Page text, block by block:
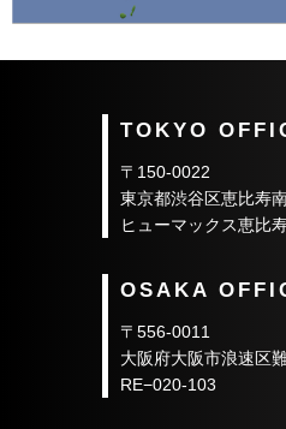
合
3.法令に基づき提供を
必要な場合であって
ことが困難である場合
推進のために特に必
6.国または地方公共
事務を実施するうえ
TOKYO
〒150-0022
東京都渋谷区恵比寿
ヒューマックス恵比
OSAKA
〒556-0011
大阪府大阪市浪速区
RE−020-103